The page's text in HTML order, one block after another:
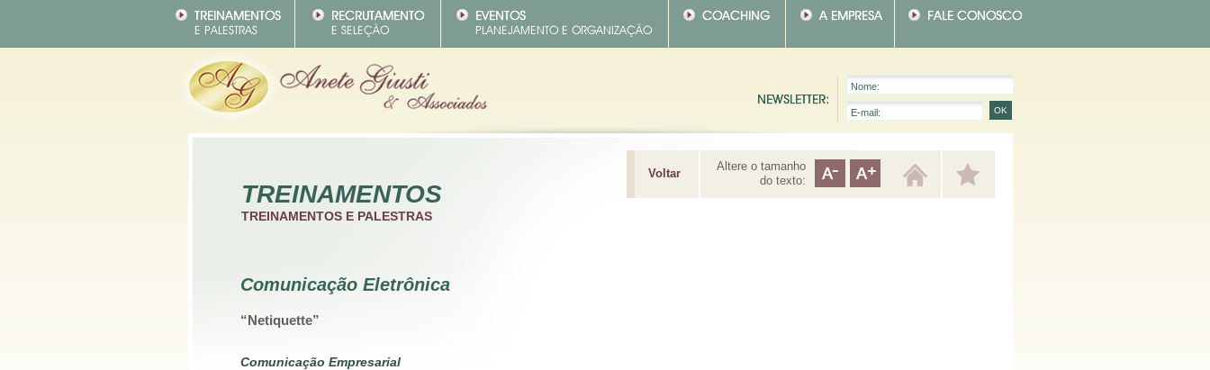
TREINAMENTOS
TREINAMENTOS E PALESTRAS
Voltar
Altere o tamanho
do texto:
Comunicação Eletrônica
“Netiquette”
Comunicação Empresarial